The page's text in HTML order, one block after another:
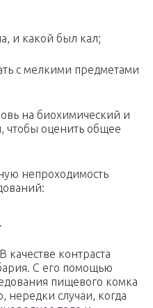
и какой был кал;
с мелкими предметами
на биохимический и
чтобы оценить общее
непроходимость
качестве контраста
С его помощью
пищевого комка
нередки случаи, когда